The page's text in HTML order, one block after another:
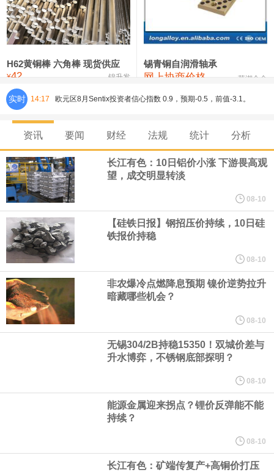
铸造铝合金锭(ZL102) 24,300—24,500 24,400
压铸锌合金锭 26,100—26,300
氯化镍 38,300—40,300 39,300 0
H62黄铜棒 六角棒 现货供应
¥42 锦升发
锡青铜自润滑轴承
网上协商价格 芜湖合金
实时 14:17 欧元区8月Sentix投资者信心指数 0.9，预期-0.5，前值-3.1。
8月10日，人民币对美元即期汇率盘中最高升至6.7439，创下2023
年2月6日以来的3年多新高。工银亚洲在展望下半年人民币走势时认
为，人民币汇率大概率延续波动、缓步走升态势，主要影响因素包
括：一是下半年预计出口延续韧性增长，关注地缘风险及关税政策
对出口产品和地区结构、量价关系分化等影响；二是国际资金增配
人民币资产，资金净流入支持人民币中枢走强；三是美元对人民币
中间价相机调整。
《天津市智能机器人产业创新发展行动方案（2026—2028年）印发
国家发展改革委、国家能源局印发《煤炭工业发展“十五五”规划》。
其中指出，统筹资源开发条件、市场需求、运输通道、环境约束等
因素，有序推进煤炭资源开发。西部资源富集地区强化开发整体规
资讯 要闻 财经 法规 统计 分析
长江有色：10日铝价小涨 下游畏高观
望，成交明显转淡
08-10
【硅铁日报】钢招压价持续，10日硅
铁报价持稳
08-10
非农爆冷点燃降息预期 镍价逆势拉升
暗藏哪些机会？
08-10
无锡304/2B持稳15350！双城价差与
升水博弈，不锈钢底部探明？
08-10
能源金属迎来拐点？锂价反弹能不能
持续？
08-10
长江有色：矿端传复产+高铜价打压